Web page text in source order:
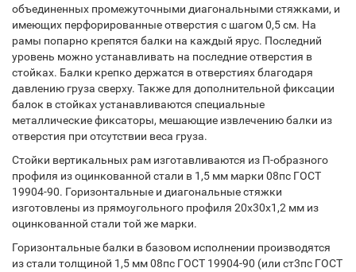
объединенных промежуточными диагональными стяжками, и
имеющих перфорированные отверстия с шагом 0,5 см. На
рамы попарно крепятся балки на каждый ярус. Последний
уровень можно устанавливать на последние отверстия в
стойках. Балки крепко держатся в отверстиях благодаря
давлению груза сверху. Также для дополнительной фиксации
балок в стойках устанавливаются специальные
металлические фиксаторы, мешающие извлечению балки из
отверстия при отсутствии веса груза.
Стойки вертикальных рам изготавливаются из П-образного
профиля из оцинкованной стали в 1,5 мм марки 08пс ГОСТ
19904-90. Горизонтальные и диагональные стяжки
изготовлены из прямоугольного профиля 20х30х1,2 мм из
оцинкованной стали той же марки.
Горизонтальные балки в базовом исполнении производятся
из стали толщиной 1,5 мм 08пс ГОСТ 19904-90 (или ст3пс ГОСТ